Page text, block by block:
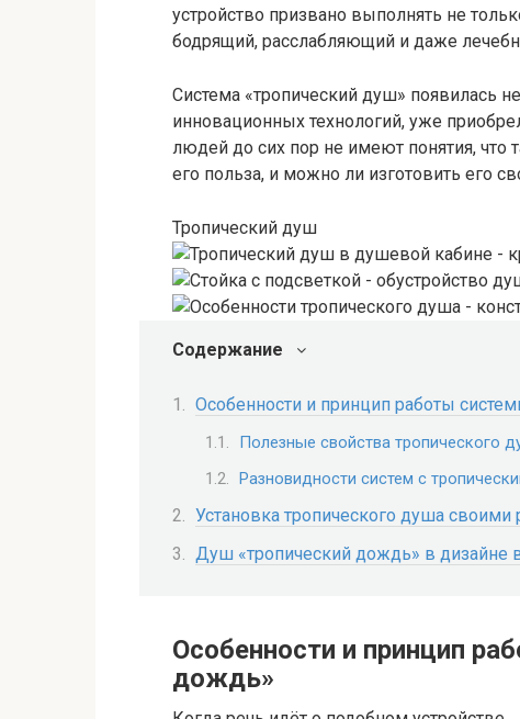
устройство призвано выполнять не
бодрящий, расслабляющий и даже
Система «тропический душ» появилась
инновационных технологий, уже
людей до сих пор не имеют понятия, что
его польза, и можно ли изготовить его
Тропический душ
Содержание
Особенности и принцип работы
Полезные свойства тропического
Разновидности систем с
Установка тропического душа своими
Душ «тропический дождь» в дизайне
Особенности и принцип
дождь»